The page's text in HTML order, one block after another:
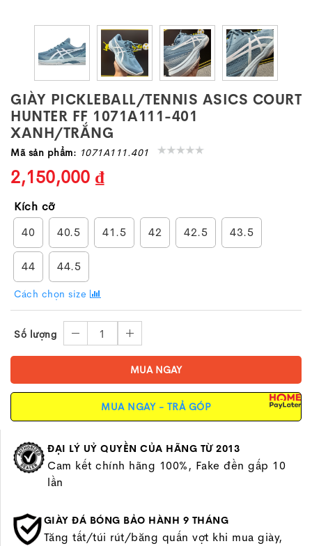
GIÀY PICKLEBALL/TENNIS ASICS COURT
HUNTER FF 1071A111-401
XANH/TRẮNG
Mã sản phẩm: 1071A111.401
2,150,000 ₫
Kích cỡ
40
40.5 41.5 42 42.5 43.5
44 44.5
Cách chọn size
Số lượng 1
MUA NGAY
MUA NGAY - TRẢ GÓP
ĐẠI LÝ UỶ QUYỀN CỦA HÃNG TỪ 2013
Cam kết chính hãng 100%, Fake đền gấp 10
lần
GIÀY ĐÁ BÓNG BẢO HÀNH 9 THÁNG
Tăng tất/túi rút/băng quấn vợt khi mua giày,